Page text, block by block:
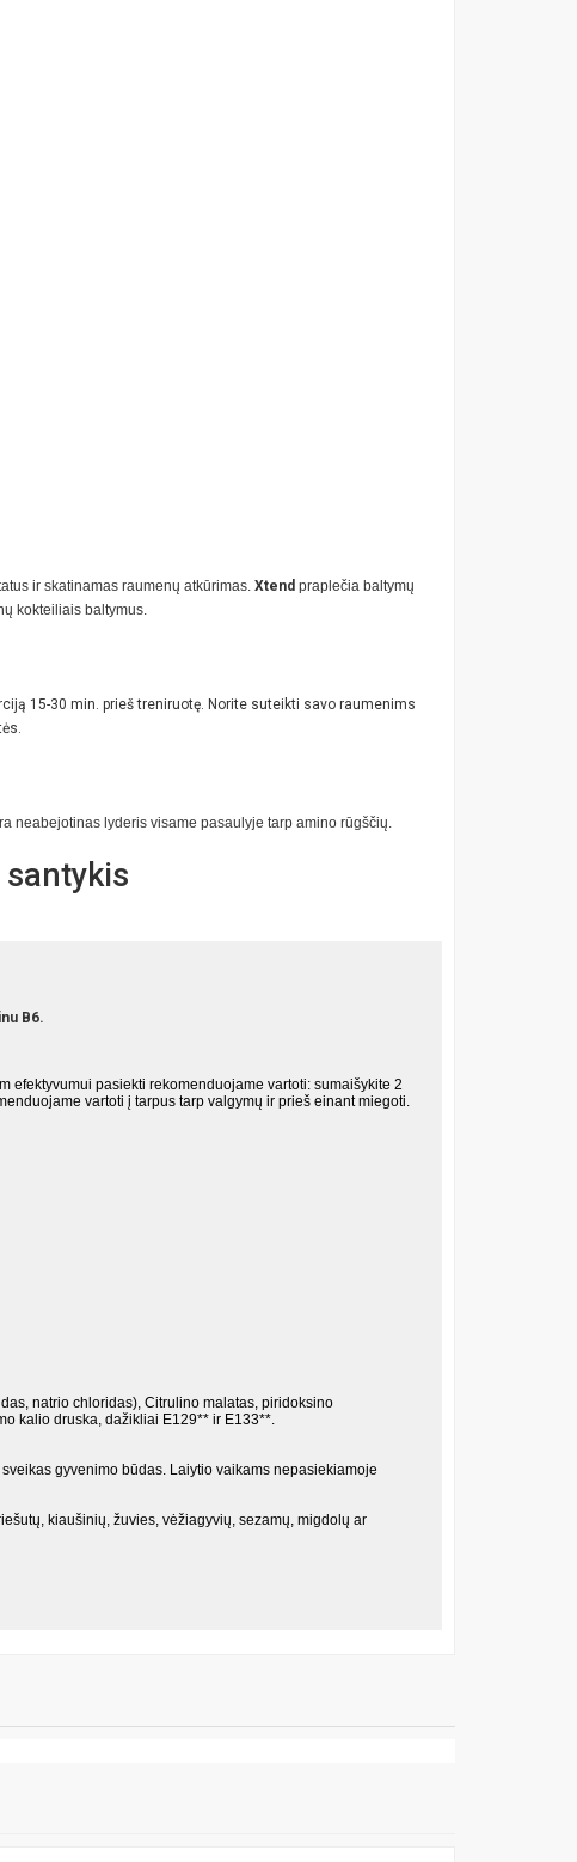
ir skatinamas raumenų atkūrimas. Xtend praplečia baltymų
kokteiliais baltymus.
15-30 min. prieš treniruotę. Norite suteikti savo raumenims
neabejotinas lyderis visame pasaulyje tarp amino rūgščių.
B6.
efektyvumui pasiekti rekomenduojame vartoti: sumaišykite 2
vartoti į tarpus tarp valgymų ir prieš einant miegoti.
natrio chloridas), Citrulino malatas, piridoksino
kalio druska, dažikliai E129** ir E133**.
gyvenimo būdas. Laiytio vaikams nepasiekiamoje
kiaušinių, žuvies, vėžiagyvių, sezamų, migdolų ar